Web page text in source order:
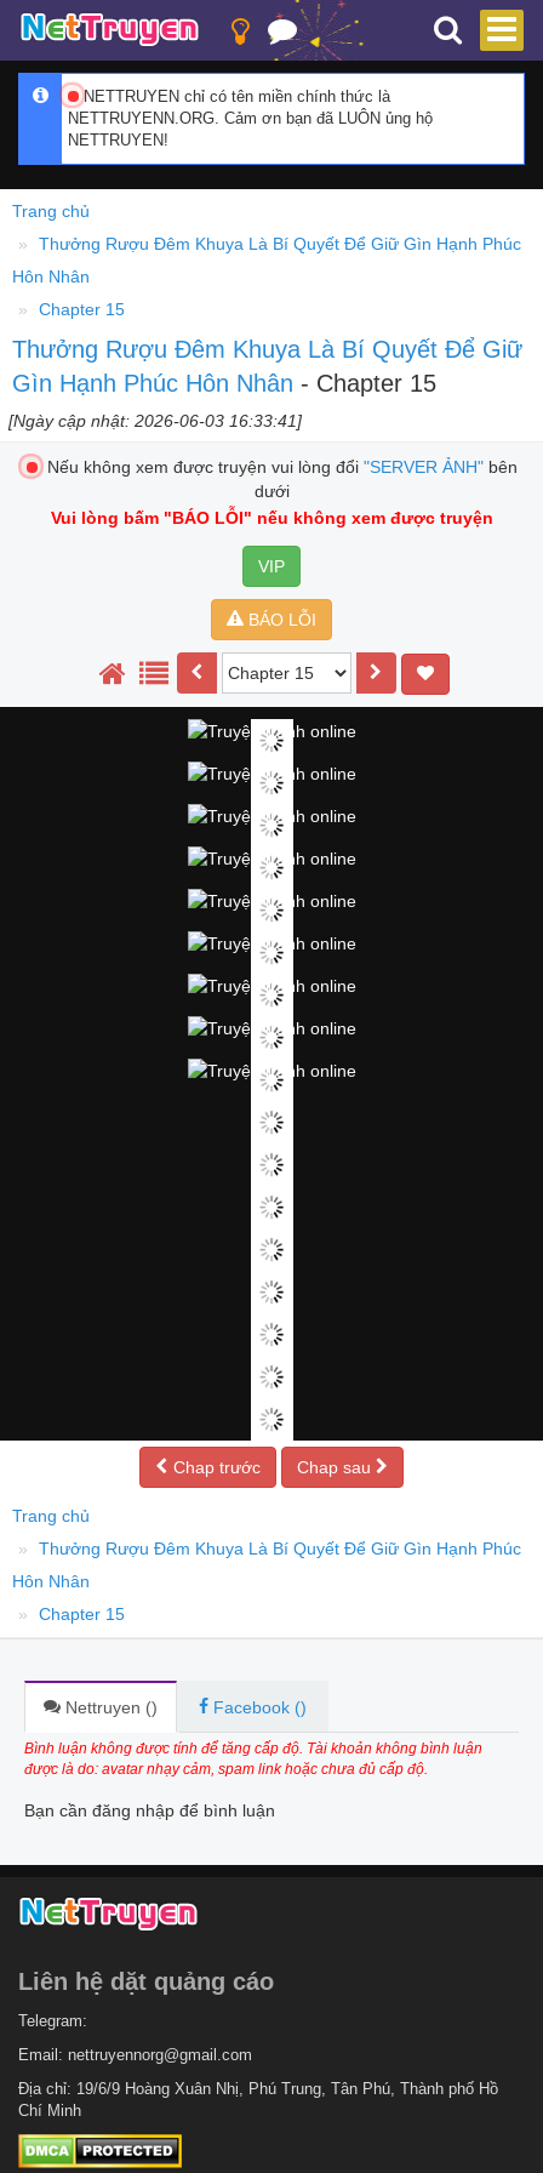
NETTRUYEN chỉ có tên miền chính thức là
NETTRUYENN.ORG. Cảm ơn bạn đã LUÔN ủng hộ
NETTRUYEN!
Trang chủ
Thưởng Rượu Đêm Khuya Là Bí Quyết Để Giữ Gìn Hạnh Phúc
Hôn Nhân
Chapter 15
Thưởng Rượu Đêm Khuya Là Bí Quyết Để Giữ
Gìn Hạnh Phúc Hôn Nhân - Chapter 15
[Ngày cập nhật: 2026-06-03 16:33:41]
Nếu không xem được truyện vui lòng đổi "SERVER ẢNH"bên
dưới
Vui lòng bấm "BÁO LỖI" nếu không xem được truyện
VIP
BÁO LỖI
Chap trước Chap sau
Trang chủ
Thưởng Rượu Đêm Khuya Là Bí Quyết Để Giữ Gìn Hạnh Phúc
Hôn Nhân
Chapter 15
Nettruyen () Facebook ()
Bình luận không được tính để tăng cấp độ. Tài khoản không bình luận
được là do: avatar nhạy cảm, spam link hoặc chưa đủ cấp độ.
Bạn cần đăng nhập để bình luận
Liên hệ dặt quảng cáo
Telegram:
Email: nettruyennorg@gmail.com
Địa chỉ: 19/6/9 Hoàng Xuân Nhị, Phú Trung, Tân Phú, Thành phố Hồ
Chí Minh